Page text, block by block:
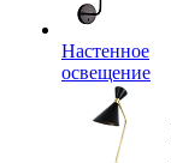
Настенное
освещение